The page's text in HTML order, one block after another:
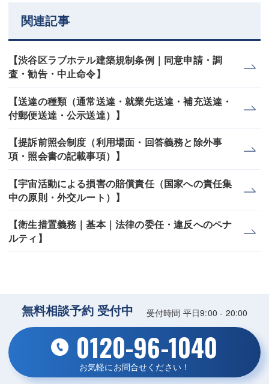
関連記事
【渋谷区ラブホテル建築規制条例｜同意申請・調
査・勧告・中止命令】
【送達の種類（通常送達・就業先送達・補充送達・
付郵便送達・公示送達）】
【提訴前照会制度（利用場面・回答義務と除外事
項・照会書の記載事項）】
【宇宙活動による損害の賠償責任（国家への責任集
中の原則・外交ルート）】
【衛生措置義務｜基本｜法律の委任・違反へのペナ
ルティ】
無料相談予約 受付中 受付時間 平日9:00 - 20:00
0120-96-1040
お気軽にお問合せください！